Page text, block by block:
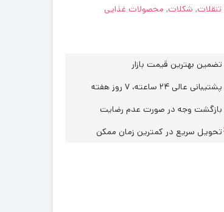
تنقلات, شکلات, محصولات غذایی
تضمین بهترین قیمت بازار
پشتیبانی عالی ۲۴ ساعته، ۷ روز هفته
بازگشت وجه در صورت عدم رضایت
تحویل سریع در کمترین زمان ممکن